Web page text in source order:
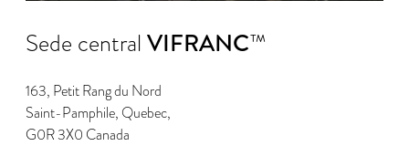
Sede centralVIFRANC™
163, Petit Rang du Nord
Saint-Pamphile, Quebec,
G0R 3X0 Canada